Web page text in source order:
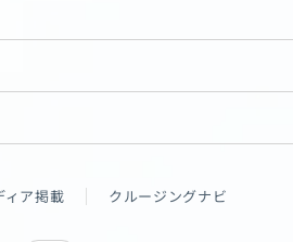
ィア掲載 クルージングナビ